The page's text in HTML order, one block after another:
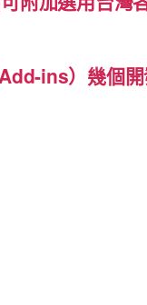
ins）幾個